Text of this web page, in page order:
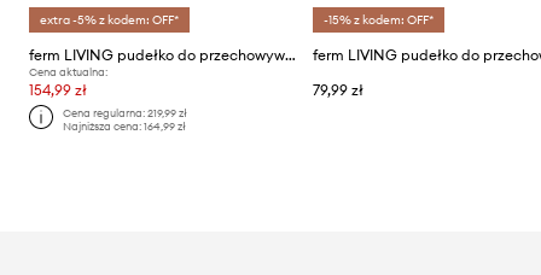
extra -5% z kodem: OFF*
ferm LIVING pudełko do przechowywania Mist Box
Cena aktualna:
154,99 zł
Cena regularna:219,99 zł
Najniższa cena:164,99 zł
-15% z kodem: OFF*
79,99 zł